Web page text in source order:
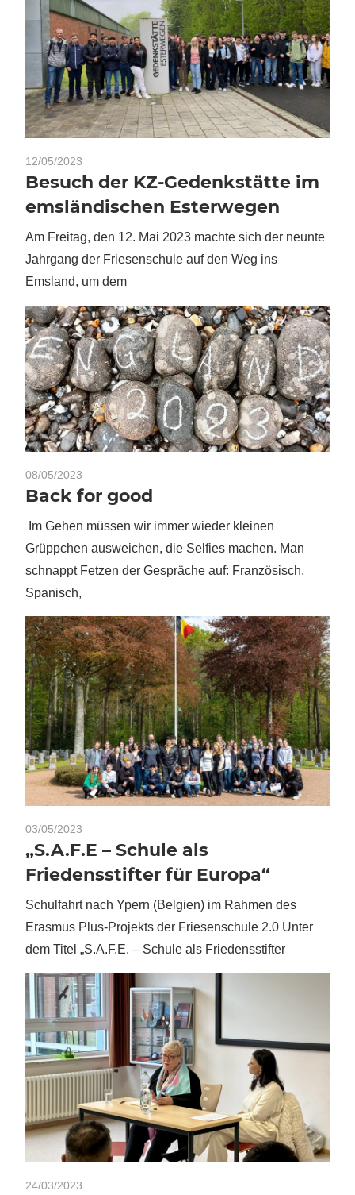
12/05/2023
Besuch der KZ-Gedenkstätte im
emsländischen Esterwegen
Am Freitag, den 12. Mai 2023 machte sich der neunte
Jahrgang der Friesenschule auf den Weg ins
Emsland, um dem
08/05/2023
Back for good
Im Gehen müssen wir immer wieder kleinen
Grüppchen ausweichen, die Selfies machen. Man
schnappt Fetzen der Gespräche auf: Französisch,
Spanisch,
03/05/2023
„S.A.F.E – Schule als
Friedensstifter für Europa“
Schulfahrt nach Ypern (Belgien) im Rahmen des
Erasmus Plus-Projekts der Friesenschule 2.0 Unter
dem Titel „S.A.F.E. – Schule als Friedensstifter
24/03/2023